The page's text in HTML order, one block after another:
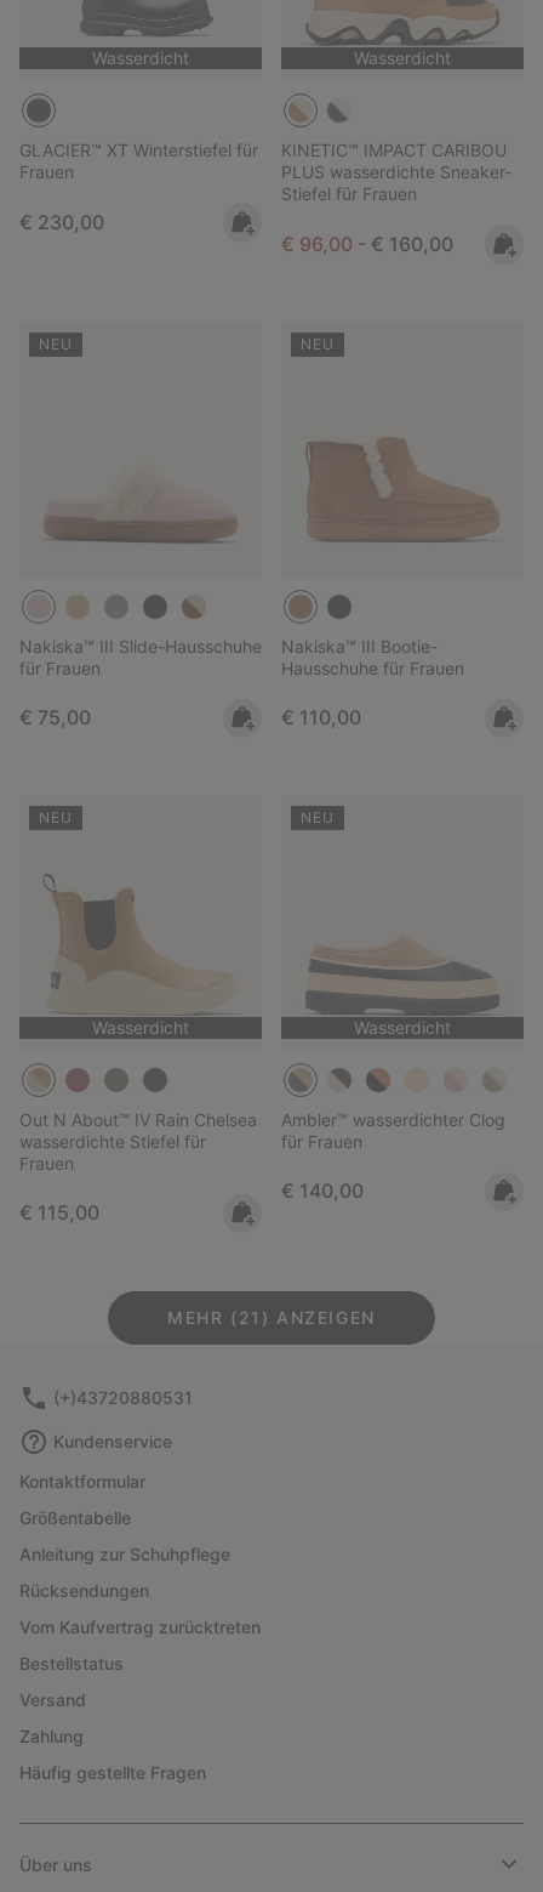
Wasserdicht
GLACIER™ XT Winterstiefel für
Frauen
Regular price:
€ 230,00
Wasserdicht
KINETIC™ IMPACT CARIBOU
PLUS wasserdichte Sneaker-
Stiefel für Frauen
Minimum sale price:
€ 96,00 - Maximum price:
€ 160,00
NEU
Nakiska™ III Slide-Hausschuhe
für Frauen
Regular price:
€ 75,00
NEU
Nakiska™ III Bootie-
Hausschuhe für Frauen
Regular price:
€ 110,00
NEU
Wasserdicht
Out N About™ IV Rain Chelsea
wasserdichte Stiefel für
Frauen
Regular price:
€ 115,00
NEU
Wasserdicht
Ambler™ wasserdichter Clog
für Frauen
Regular price:
€ 140,00
MEHR (21) ANZEIGEN
(+)43720880531
Kundenservice
Kontaktformular
Größentabelle
Anleitung zur Schuhpflege
Rücksendungen
Vom Kaufvertrag zurücktreten
Bestellstatus
Versand
Zahlung
Häufig gestellte Fragen
Über uns